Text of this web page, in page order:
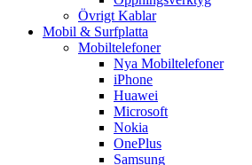
Övrigt Kablar
Mobil & Surfplatta
Mobiltelefoner
Nya Mobiltelefoner
iPhone
Huawei
Microsoft
Nokia
OnePlus
Samsung